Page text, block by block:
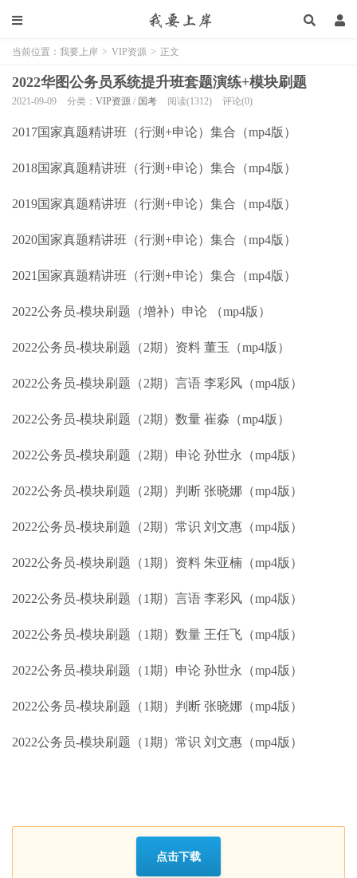
当前位置： 我要上岸 > VIP资源 > 正文
2022华图公务员系统提升班套题演练+模块刷题
2021-09-09 分类： VIP资源 / 国考 阅读(1312) 评论(0)
2017国家真题精讲班（行测+申论）集合（mp4版）
2018国家真题精讲班（行测+申论）集合（mp4版）
2019国家真题精讲班（行测+申论）集合（mp4版）
2020国家真题精讲班（行测+申论）集合（mp4版）
2021国家真题精讲班（行测+申论）集合（mp4版）
2022公务员-模块刷题（增补）申论 （mp4版）
2022公务员-模块刷题（2期）资料 董玉（mp4版）
2022公务员-模块刷题（2期）言语 李彩风（mp4版）
2022公务员-模块刷题（2期）数量 崔淼（mp4版）
2022公务员-模块刷题（2期）申论 孙世永（mp4版）
2022公务员-模块刷题（2期）判断 张晓娜（mp4版）
2022公务员-模块刷题（2期）常识 刘文惠（mp4版）
2022公务员-模块刷题（1期）资料 朱亚楠（mp4版）
2022公务员-模块刷题（1期）言语 李彩风（mp4版）
2022公务员-模块刷题（1期）数量 王任飞（mp4版）
2022公务员-模块刷题（1期）申论 孙世永（mp4版）
2022公务员-模块刷题（1期）判断 张晓娜（mp4版）
2022公务员-模块刷题（1期）常识 刘文惠（mp4版）
点击下载